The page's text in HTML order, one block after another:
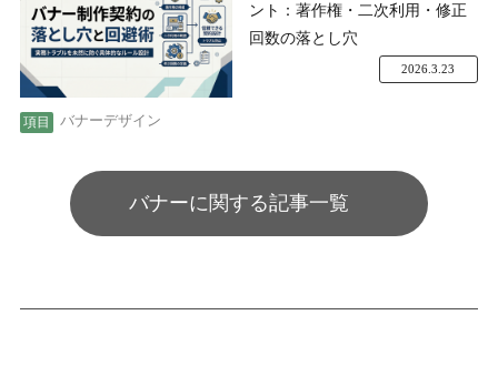
ント：著作権・二次利用・修正
回数の落とし穴
バナーデザイン
2026.3.23
バナーに関する記事一覧